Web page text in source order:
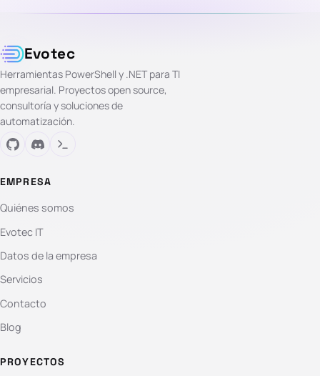
Evotec
Herramientas PowerShell y .NET para TI
empresarial. Proyectos open source,
consultoría y soluciones de
automatización.
EMPRESA
Quiénes somos
Evotec IT
Datos de la empresa
Servicios
Contacto
Blog
PROYECTOS